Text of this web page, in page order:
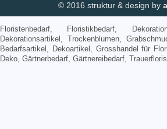
© 2016 struktur & design by
Floristenbedarf, Floristikbedarf,
Dekorationsartikel, Trockenblumen,
Bedarfsartikel, Dekoartikel, Grosshandel für
Deko, Gärtnerbedarf, Gärtnereibedarf,